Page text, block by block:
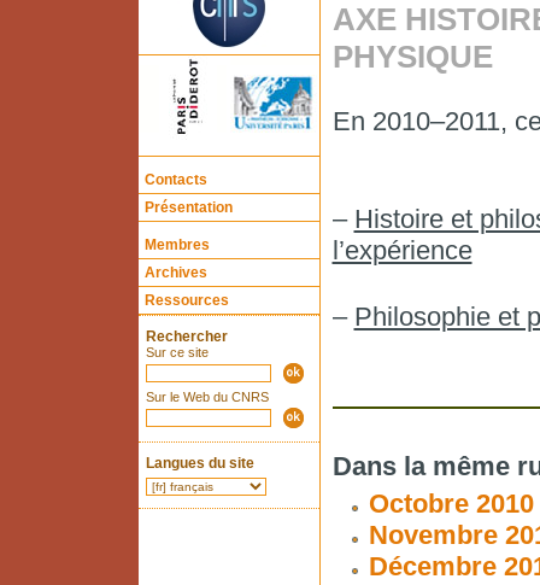
Contacts
Présentation
Membres
Archives
Ressources
Rechercher
Sur ce site
Sur le Web du CNRS
Langues du site
AXE
PHYSIQUE
En 2010–2011,
– Histoire et
l’expérience
– Philosophie et
Dans la même
Octobre 2010
Novembre
Décembre